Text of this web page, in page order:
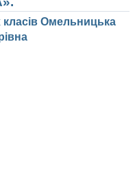
Омельницька